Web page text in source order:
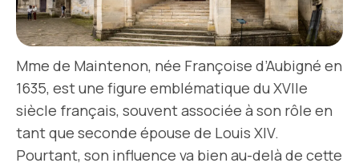
Mme de Maintenon, née Françoise d’Aubigné en
1635, est une figure emblématique du XVIIe
siècle français, souvent associée à son rôle en
tant que seconde épouse de Louis XIV.
Pourtant, son influence va bien au-delà de cette